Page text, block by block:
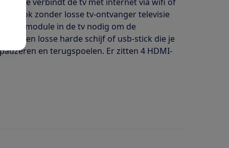
ook zonder losse tv-ontvanger televisie
CI+ module in de tv nodig om de
Via een losse harde schijf of usb-stick die je
en terugspoelen. Er zitten 4 HDMI-